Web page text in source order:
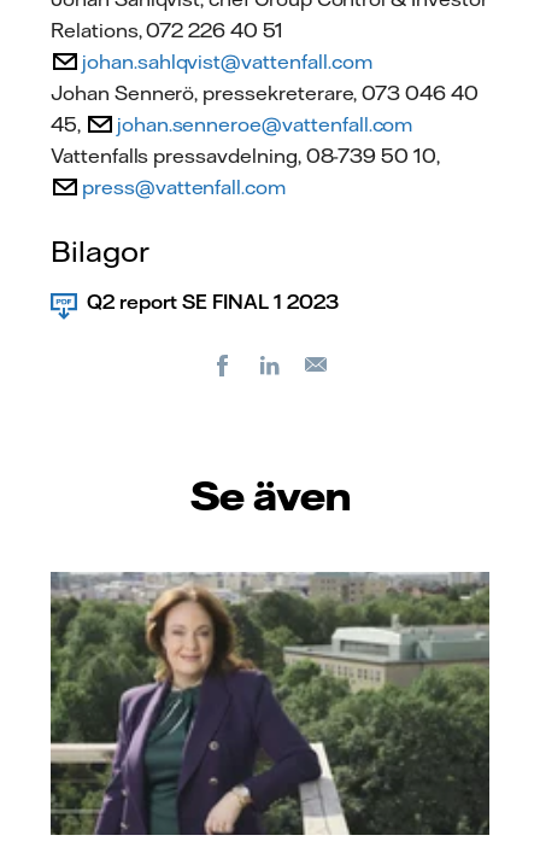
Relations, 072 226 40 51
johan.sahlqvist@vattenfall.com
Johan Sennerö, pressekreterare, 073 046 40
45,
johan.senneroe@vattenfall.com
Vattenfalls pressavdelning, 08-739 50 10,
press@vattenfall.com
Bilagor
Q2 report SE FINAL 1 2023
FacebookLinkedIn
Se även